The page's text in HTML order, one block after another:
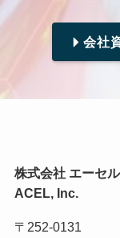
会社
株式会社 エーセル
ACEL, Inc.
〒252-0131